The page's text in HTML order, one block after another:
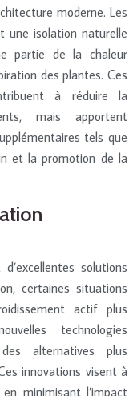
moderne. Les
isolation naturelle
partie de la chaleur
des plantes. Ces
à réduire la
mais apportent
tels que
et la promotion de la
solutions
certaines situations
actif plus
technologies
alternatives plus
innovations visent à
minimisant l’impact